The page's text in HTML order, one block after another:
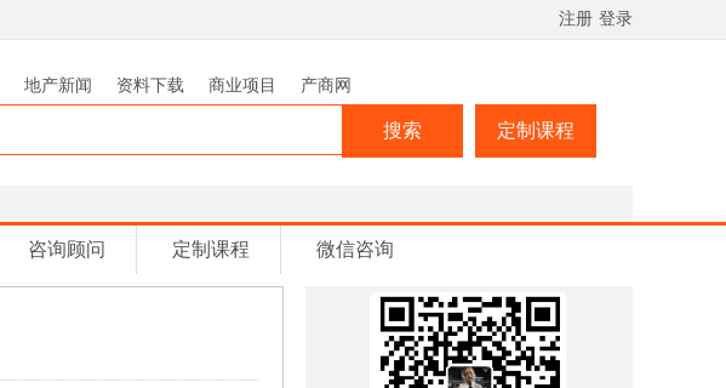
注册 登录
地产新闻 资料下载 商业项目 产商网
搜索 定制课程
咨询顾问 定制课程 微信咨询